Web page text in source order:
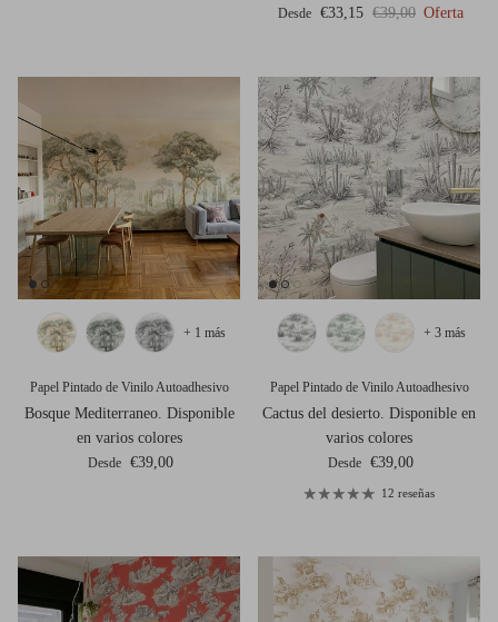
Precio de venta
Desde €33,15 Precio normal
€39,00 Oferta
Papel Pintado de Vinilo Autoadhesivo
Bosque Mediterraneo. Disponible
en varios colores
Precio normal
Desde €39,00
+ 1 más
Papel Pintado de Vinilo Autoadhesivo
Cactus del desierto. Disponible en
varios colores
Precio normal
Desde €39,00
+ 3 más
12 reseñas